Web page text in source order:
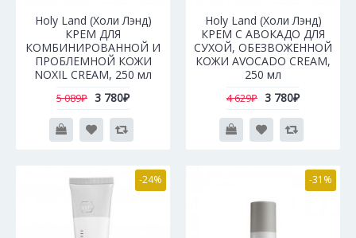
Holy Land (Холи Лэнд)
КРЕМ ДЛЯ
КОМБИНИРОВАННОЙ И
ПРОБЛЕМНОЙ КОЖИ
NOXIL CREAM, 250 мл
5 089₽ 3 780₽
Holy Land (Холи Лэнд)
КРЕМ С АВОКАДО ДЛЯ
СУХОЙ, ОБЕЗВОЖЕННОЙ
КОЖИ AVOCADO CREAM,
250 мл
4 629₽ 3 780₽
-24% -31%